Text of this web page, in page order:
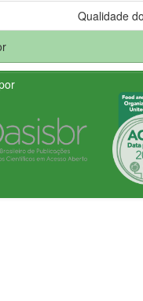
Qualidade